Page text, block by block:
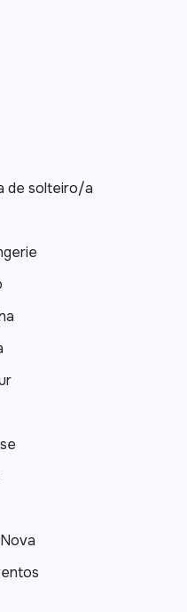
de solteiro/a